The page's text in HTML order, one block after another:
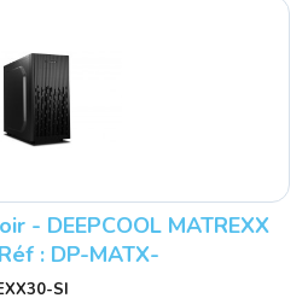
- DEEPCOOL MATREXX
: DP-MATX-
SI